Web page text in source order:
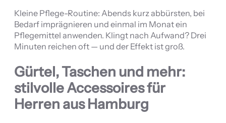
Kleine Pflege-Routine: Abends kurz abbürsten, bei
Bedarf imprägnieren und einmal im Monat ein
Pflegemittel anwenden. Klingt nach Aufwand? Drei
Minuten reichen oft — und der Effekt ist groß.
Gürtel, Taschen und mehr:
stilvolle Accessoires für
Herren aus Hamburg